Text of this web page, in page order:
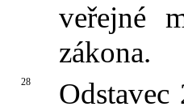
veřejné
zákona.
28